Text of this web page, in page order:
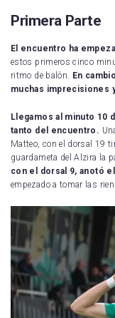
Primera Parte
El encuentro ha
estos primeros cinco
ritmo de balón. En
muchas imprecisiones
Llegamos al minuto 10
tanto del encuentro.
Matteo, con el dorsal 19
guardameta del Alzira la
con el dorsal 9, anotó el
empezado a tomar las